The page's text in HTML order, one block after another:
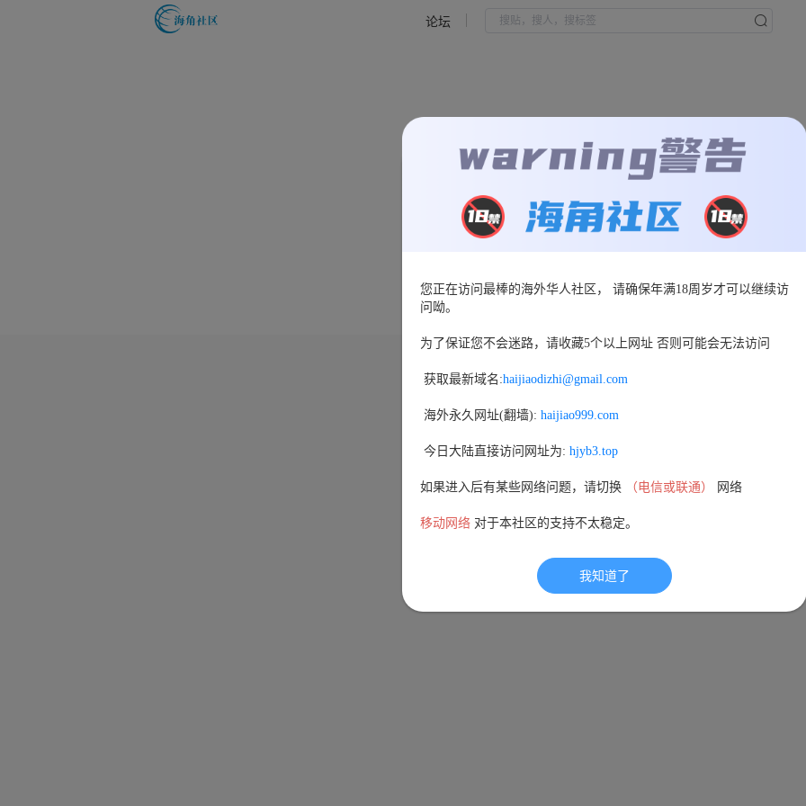
论坛
页面走丢了
您正在访问最棒的海外华人社区， 请确保年满18周岁才可以继续访
问呦。
为了保证您不会迷路，请收藏5个以上网址 否则可能会无法访问
获取最新域名:haijiaodizhi@gmail.com
海外永久网址(翻墙): haijiao999.com
今日大陆直接访问网址为: hjyb3.top
如果进入后有某些网络问题，请切换 （电信或联通） 网络
移动网络 对于本社区的支持不太稳定。
我知道了